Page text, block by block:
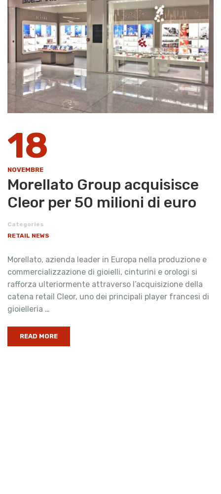
18
NOVEMBRE
Morellato Group acquisisce
Cleor per 50 milioni di euro
Categories
RETAIL NEWS
Morellato, azienda leader in Europa nella produzione e
commercializzazione di gioielli, cinturini e orologi si
rafforza ulteriormente attraverso l’acquisizione della
catena retail Cleor, uno dei principali player francesi di
gioielleria …
READ MORE